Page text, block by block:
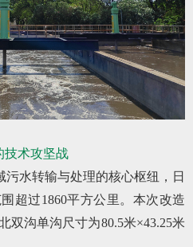
技术攻坚战
水转输与处理的核心枢纽，日
超过1860平方公里。本次改造
双沟单沟尺寸为80.5米×43.25米